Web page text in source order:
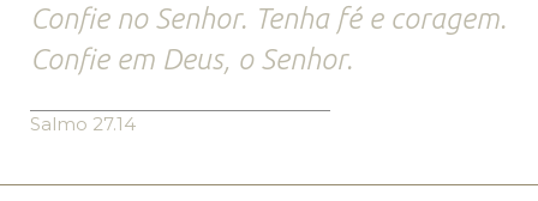
Confie no Senhor. Tenha fé e coragem.
Confie em Deus, o Senhor.
Salmo 27.14